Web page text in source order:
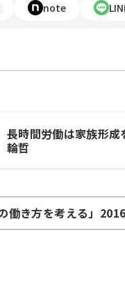
note
長時間労働は家族形成
輪哲
働き方を考える」2016